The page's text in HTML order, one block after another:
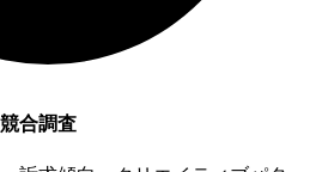
合調査